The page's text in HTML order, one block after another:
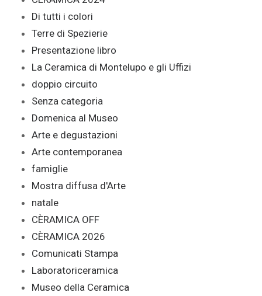
Di tutti i colori
Terre di Spezierie
Presentazione libro
La Ceramica di Montelupo e gli Uffizi
doppio circuito
Senza categoria
Domenica al Museo
Arte e degustazioni
Arte contemporanea
famiglie
Mostra diffusa d'Arte
natale
CÈRAMICA OFF
CÈRAMICA 2026
Comunicati Stampa
Laboratoriceramica
Museo della Ceramica